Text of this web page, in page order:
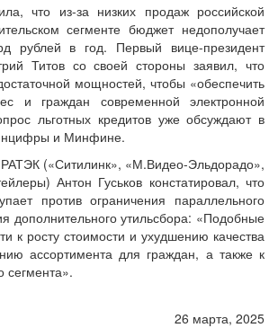
что из-за низких продаж российской
сегменте бюджет недополучает
рублей в год. Первый вице-президент
Титов со своей стороны заявил, что
мощностей, чтобы «обеспечить
и граждан современной электронной
льготных кредитов уже обсуждают в
и Минфине.
(«Ситилинк», «М.Видео-Эльдорадо»,
Антон Гуськов констатировал, что
против ограничения параллельного
дополнительного утильсбора: «Подобные
к росту стоимости и ухудшению качества
ассортимента для граждан, а также к
сегмента».
26 марта, 2025